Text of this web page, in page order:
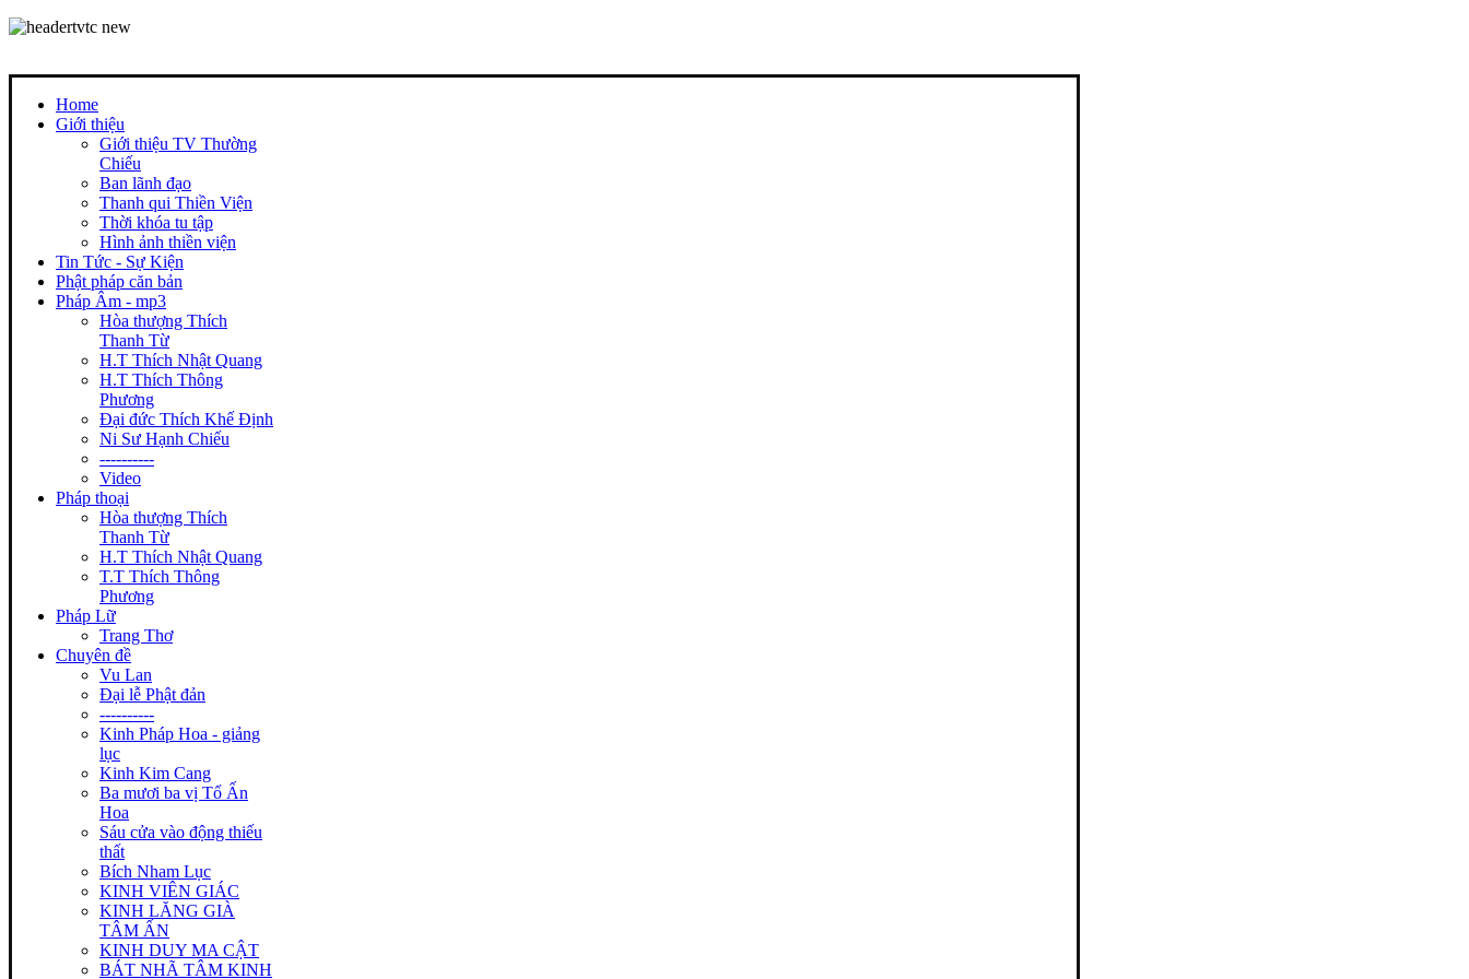
Home
Giới thiệu
Giới thiệu TV Thường
Chiếu
Ban lãnh đạo
Thanh qui Thiền Viện
Thời khóa tu tập
Hình ảnh thiền viện
Tin Tức - Sự Kiện
Phật pháp căn bản
Pháp Âm - mp3
Hòa thượng Thích
Thanh Từ
H.T Thích Nhật Quang
H.T Thích Thông
Phương
Đại đức Thích Khế Định
Ni Sư Hạnh Chiếu
----------
Video
Pháp thoại
Hòa thượng Thích
Thanh Từ
H.T Thích Nhật Quang
T.T Thích Thông
Phương
Pháp Lữ
Trang Thơ
Chuyên đề
Vu Lan
Đại lễ Phật đản
----------
Kinh Pháp Hoa - giảng
lục
Kinh Kim Cang
Ba mươi ba vị Tổ Ấn
Hoa
Sáu cửa vào động thiếu
thất
Bích Nham Lục
KINH VIÊN GIÁC
KINH LĂNG GIÀ
TÂM ẤN
KINH DUY MA CẬT
BÁT NHÃ TÂM KINH